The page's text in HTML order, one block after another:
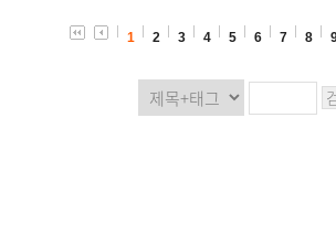
1 2 3 4 5 6 7 8 9